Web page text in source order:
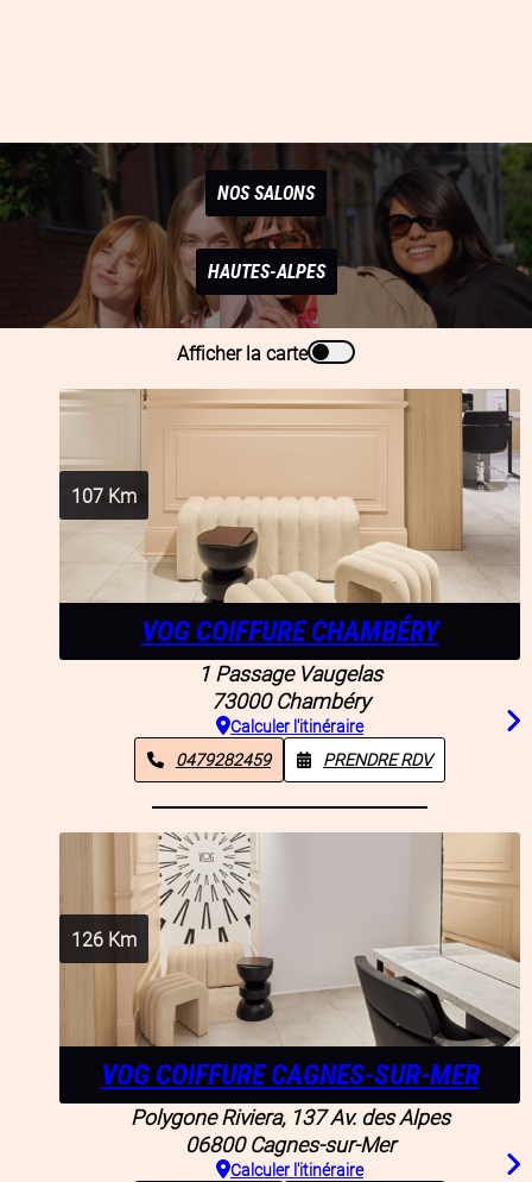
NOS SALONS
HAUTES-ALPES
Afficher la carte
107 Km
VOG COIFFURE CHAMBÉRY
1 Passage Vaugelas
73000 Chambéry
Calculer l'itinéraire
0479282459
PRENDRE RDV
126 Km
VOG COIFFURE CAGNES-SUR-MER
Polygone Riviera, 137 Av. des Alpes
06800 Cagnes-sur-Mer
Calculer l'itinéraire